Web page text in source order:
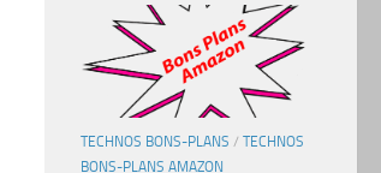
TECHNOS BONS-PLANS / TECHNOS
BONS-PLANS AMAZON